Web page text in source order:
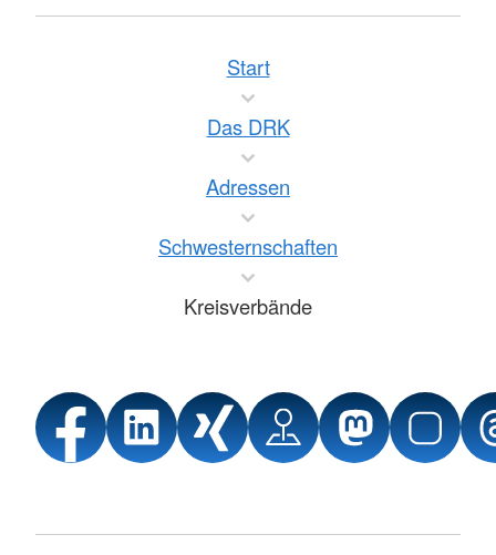
Start
Das DRK
Adressen
Schwesternschaften
Kreisverbände